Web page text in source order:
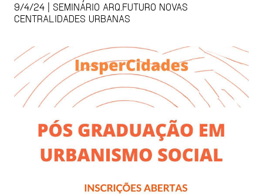
9/4/24 | SEMINÁRIO ARQ.FUTURO NOVAS
CENTRALIDADES URBANAS